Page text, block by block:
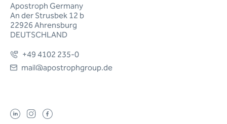
Apostroph Germany
An der Strusbek 12 b
22926 Ahrensburg
DEUTSCHLAND
+49 4102 235-0
mail@apostrophgroup.de